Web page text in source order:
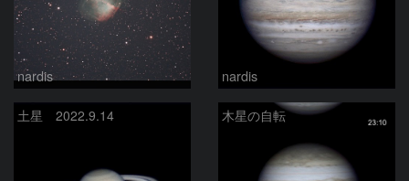
nardis nardis
土星 2022.9.14 木星の自転